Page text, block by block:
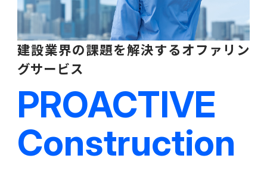
建設業界の課題を解決するオファリン
グサービス
PROACTIVE
Construction